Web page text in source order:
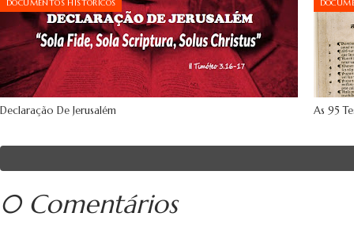
DOCUMENTOS HISTÓRICOS
Declaração De Jerusalém As 95
0 Comentários